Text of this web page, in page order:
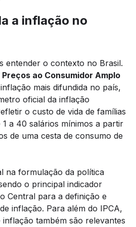
a inflação no
entender o contexto no Brasil.
ao Consumidor Amplo
mais difundida no país,
oficial da inflação
o custo de vida de famílias
a 40 salários mínimos a partir
de uma cesta de consumo de
na formulação da política
o principal indicador
Central para a definição e
inflação. Para além do IPCA,
também são relevantes